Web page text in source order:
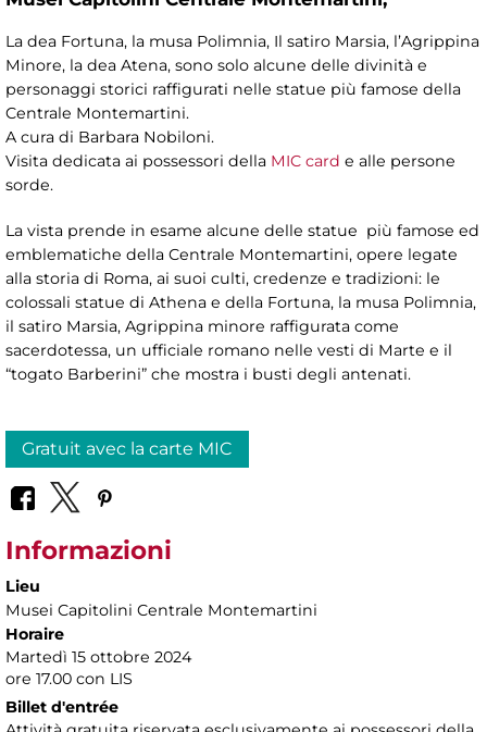
La dea Fortuna, la musa Polimnia, Il satiro Marsia, l’Agrippina
Minore, la dea Atena, sono solo alcune delle divinità e
personaggi storici raffigurati nelle statue più famose della
Centrale Montemartini.
A cura di Barbara Nobiloni.
Visita dedicata ai possessori della MIC card e alle persone
sorde.
La vista prende in esame alcune delle statue più famose ed
emblematiche della Centrale Montemartini, opere legate
alla storia di Roma, ai suoi culti, credenze e tradizioni: le
colossali statue di Athena e della Fortuna, la musa Polimnia,
il satiro Marsia, Agrippina minore raffigurata come
sacerdotessa, un ufficiale romano nelle vesti di Marte e il
“togato Barberini” che mostra i busti degli antenati.
Gratuit avec la carte MIC
Informazioni
Lieu
Musei Capitolini Centrale Montemartini
Horaire
Martedì 15 ottobre 2024
ore 17.00 con LIS
Billet d'entrée